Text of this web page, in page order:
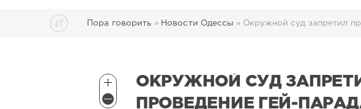
Пора говорить » Новости Одессы » Окружной суд запретил
ОКРУЖНОЙ СУД
ПРОВЕДЕНИЕ ГЕЙ-